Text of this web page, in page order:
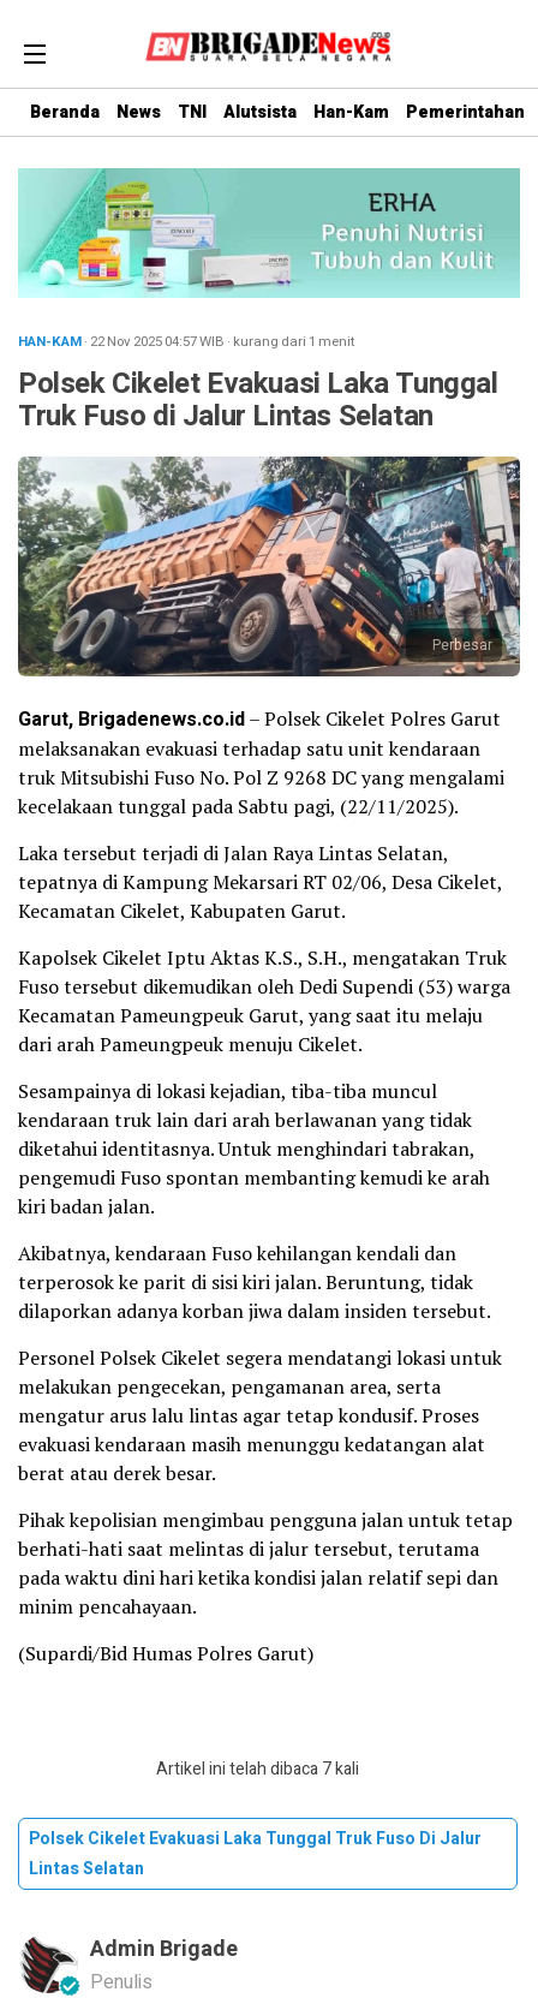
Beranda News TNI Alutsista Han-Kam Pemerintahan
HAN-KAM· 22 Nov 202504:57WIB · kurang dari 1 menit
Polsek Cikelet Evakuasi Laka Tunggal
Truk Fuso di Jalur Lintas Selatan
Perbesar
Garut, Brigadenews.co.id– Polsek Cikelet Polres Garut
melaksanakan evakuasi terhadap satu unit kendaraan
truk Mitsubishi Fuso No. Pol Z 9268 DC yang mengalami
kecelakaan tunggal pada Sabtu pagi, (22/11/2025).
Laka tersebut terjadi di Jalan Raya Lintas Selatan,
tepatnya di Kampung Mekarsari RT 02/06, Desa Cikelet,
Kecamatan Cikelet, Kabupaten Garut.
Kapolsek Cikelet Iptu Aktas K.S., S.H., mengatakan Truk
Fuso tersebut dikemudikan oleh Dedi Supendi (53) warga
Kecamatan Pameungpeuk Garut, yang saat itu melaju
dari arah Pameungpeuk menuju Cikelet.
Sesampainya di lokasi kejadian, tiba-tiba muncul
kendaraan truk lain dari arah berlawanan yang tidak
diketahui identitasnya. Untuk menghindari tabrakan,
pengemudi Fuso spontan membanting kemudi ke arah
kiri badan jalan.
Akibatnya, kendaraan Fuso kehilangan kendali dan
terperosok ke parit di sisi kiri jalan. Beruntung, tidak
dilaporkan adanya korban jiwa dalam insiden tersebut.
Personel Polsek Cikelet segera mendatangi lokasi untuk
melakukan pengecekan, pengamanan area, serta
mengatur arus lalu lintas agar tetap kondusif. Proses
evakuasi kendaraan masih menunggu kedatangan alat
berat atau derek besar.
Pihak kepolisian mengimbau pengguna jalan untuk tetap
berhati-hati saat melintas di jalur tersebut, terutama
pada waktu dini hari ketika kondisi jalan relatif sepi dan
minim pencahayaan.
(Supardi/Bid Humas Polres Garut)
Artikel ini telah dibaca 7 kali
Polsek Cikelet Evakuasi Laka Tunggal Truk Fuso Di Jalur
Lintas Selatan
Admin Brigade
Penulis